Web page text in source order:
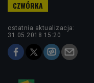
ostatnia aktualizacja:
31.05.2018 15:20